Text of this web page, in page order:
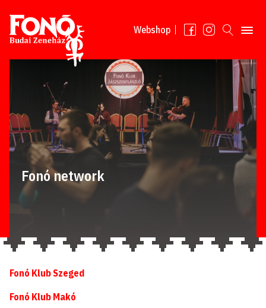
Read more
Webshop
Fonó network
Fonó Klub Szeged
Fonó Klub Makó